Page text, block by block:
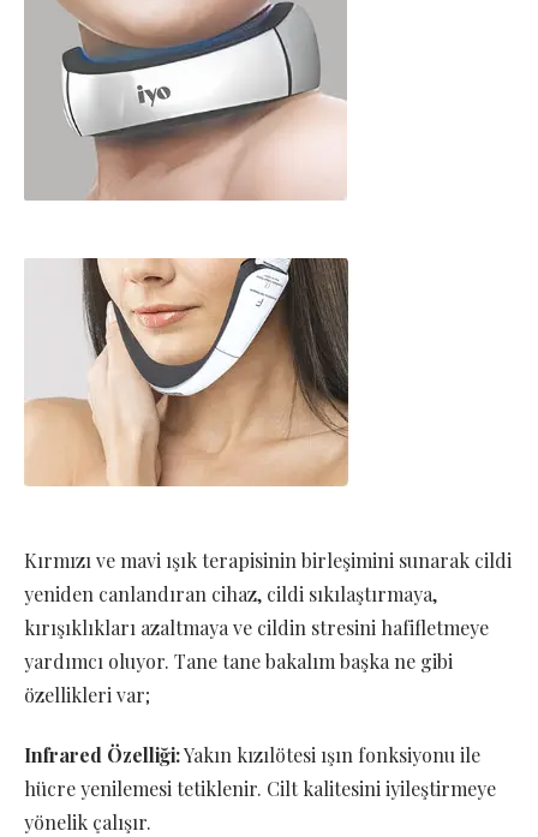
Kırmızı ve mavi ışık terapisinin birleşimini sunarak cildi
yeniden canlandıran cihaz, cildi sıkılaştırmaya,
kırışıklıkları azaltmaya ve cildin stresini hafifletmeye
yardımcı oluyor. Tane tane bakalım başka ne gibi
özellikleri var;
Infrared Özelliği:Yakın kızılötesi ışın fonksiyonu ile
hücre yenilemesi tetiklenir. Cilt kalitesini iyileştirmeye
yönelik çalışır.